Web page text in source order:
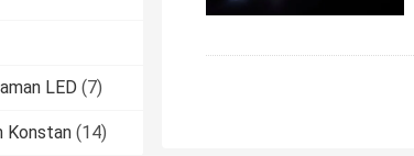
LED (7)
Konstan (14)